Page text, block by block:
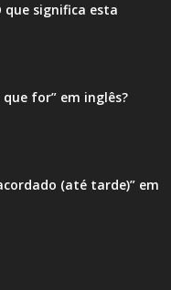
que significa esta
que for” em inglês?
(até tarde)” em